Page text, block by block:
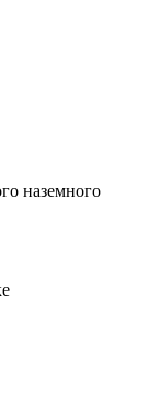
наземного